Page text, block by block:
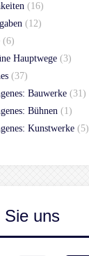
(16)
(12)
(6)
Hauptwege (3)
(37)
Bauwerke (31)
Bühnen (1)
Kunstwerke (5)
Sie uns